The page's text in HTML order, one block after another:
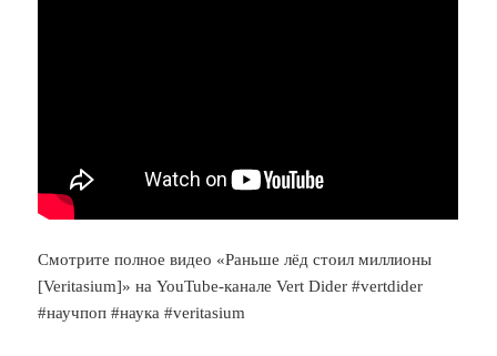
Смотрите полное видео «Раньше лёд стоил миллионы
[Veritasium]» на YouTube-канале Vert Dider #vertdider
#научпоп #наука #veritasium